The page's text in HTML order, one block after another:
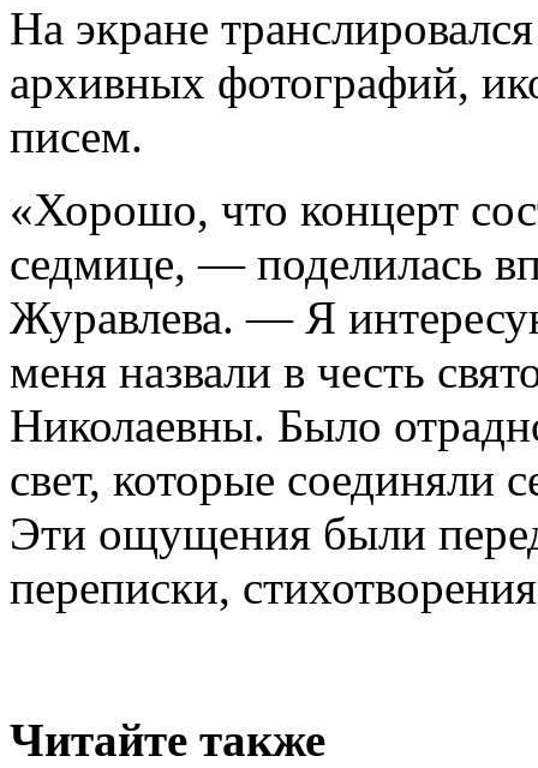
На экране
архивных фотографий,
писем.
«Хорошо, что концерт
седмице, — поделилась
Журавлева. — Я
меня назвали в честь
Николаевны. Было
свет, которые соединяли
Эти ощущения были
переписки,
Читайте также